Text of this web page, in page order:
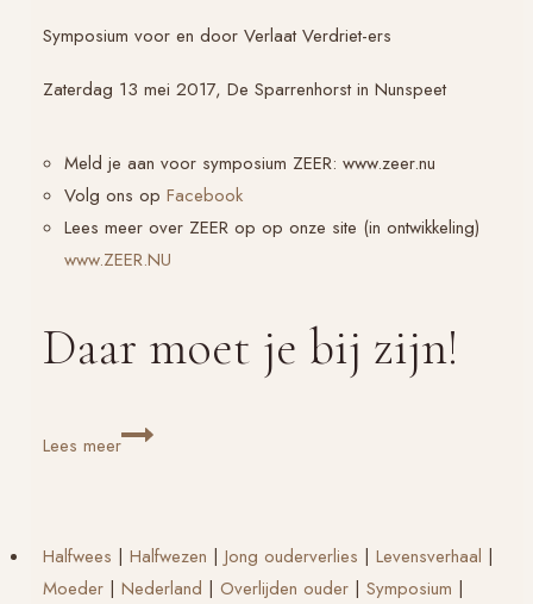
Symposium voor en door Verlaat Verdriet-ers
Zaterdag 13 mei 2017, De Sparrenhorst in Nunspeet
Meld je aan voor symposium ZEER: www.zeer.nu
Volg ons op Facebook
Lees meer over ZEER op op onze site (in ontwikkeling)
www.ZEER.NU
Daar moet je bij zijn!
Lees meerDaar
zijn!
Halfwees | Halfwezen |Jong ouderverlies | Levensverhaal |
Moeder | Nederland | Overlijden ouder | Symposium |